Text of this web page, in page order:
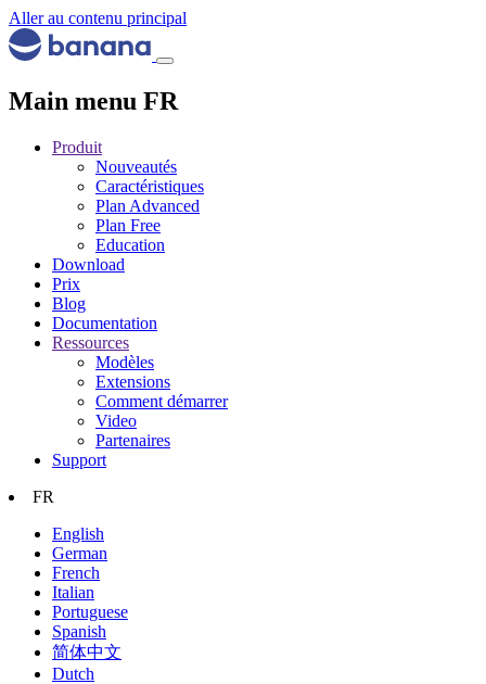
Aller au contenu principal
Main menu FR
Produit
Nouveautés
Caractéristiques
Plan Advanced
Plan Free
Education
Download
Prix
Blog
Documentation
Ressources
Modèles
Extensions
Comment démarrer
Video
Partenaires
Support
FR
English
German
French
Italian
Portuguese
Spanish
简体中文
Dutch